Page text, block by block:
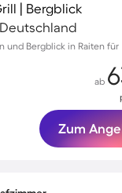
| Bergblick
und Bergblick in Raiten für
ab
Zum